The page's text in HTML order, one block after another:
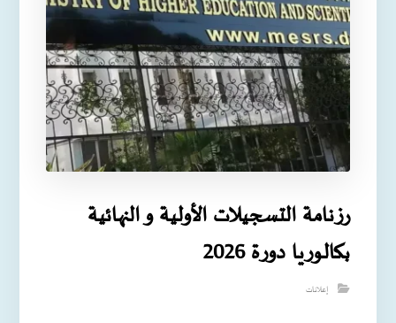
رزنامة التسجيلات الأولية و النهائية
بكالوريا دورة 2026
إعلانات